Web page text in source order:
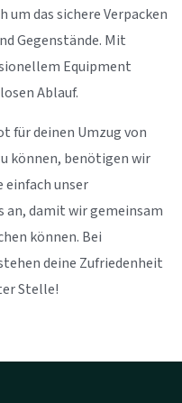
das sichere Verpacken
Gegenstände. Mit
Equipment
Ablauf.
für deinen Umzug von
können, benötigen wir
unser
an, damit wir gemeinsam
können. Bei
deine Zufriedenheit
Stelle!